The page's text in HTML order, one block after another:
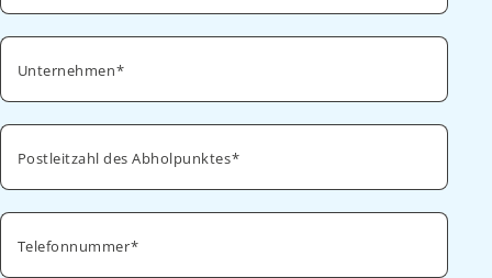
Unternehmen
Postleitzahl des Abholpunktes
Telefonnummer